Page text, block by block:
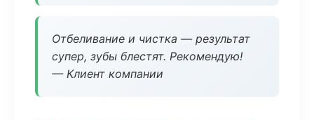
Отбеливание и чистка — результат
супер, зубы блестят. Рекомендую!
— Клиент компании